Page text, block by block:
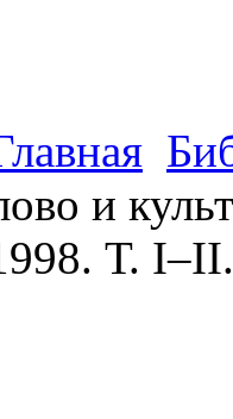
и
Т. I–II.